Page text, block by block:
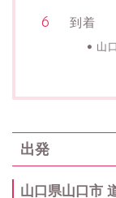
到着
山
出発
山口県山口市